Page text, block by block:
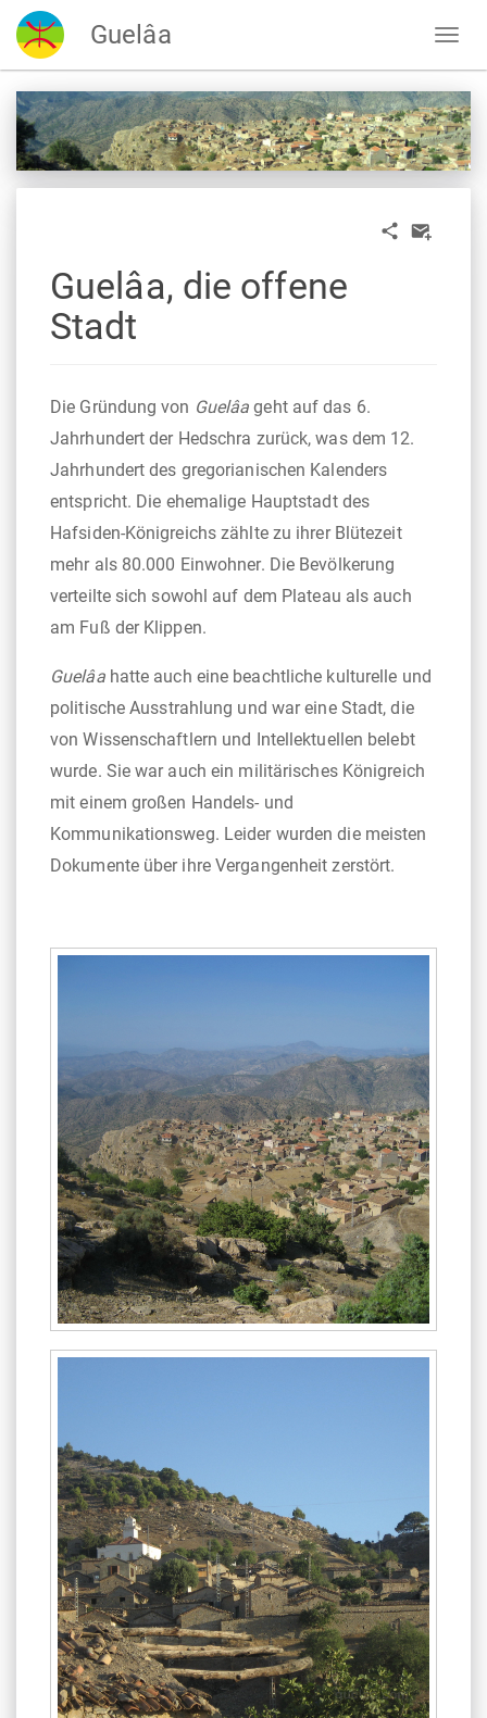
Guelâa
Guelâa, die offene
Stadt
Die Gründung von Guelâa geht auf das 6.
Jahrhundert der Hedschra zurück, was dem 12.
Jahrhundert des gregorianischen Kalenders
entspricht. Die ehemalige Hauptstadt des
Hafsiden-Königreichs zählte zu ihrer Blütezeit
mehr als 80.000 Einwohner. Die Bevölkerung
verteilte sich sowohl auf dem Plateau als auch
am Fuß der Klippen.
Guelâahatte auch eine beachtliche kulturelle und
politische Ausstrahlung und war eine Stadt, die
von Wissenschaftlern und Intellektuellen belebt
wurde. Sie war auch ein militärisches Königreich
mit einem großen Handels- und
Kommunikationsweg. Leider wurden die meisten
Dokumente über ihre Vergangenheit zerstört.